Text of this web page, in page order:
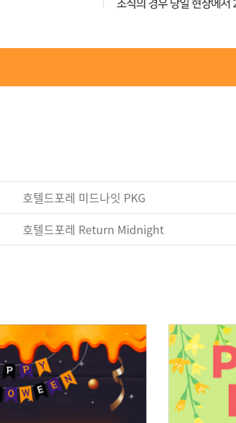
호텔드포레 미드나잇 PKG
호텔드포레 Return Midnight